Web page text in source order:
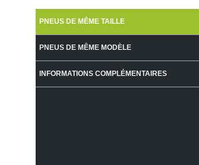
PNEUS DE MÊME TAILLE
PNEUS DE MÊME MODÈLE
INFORMATIONS COMPLÉMENTAIRES